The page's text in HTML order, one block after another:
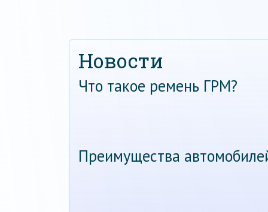
Новости
Что такое ремень ГРМ?
Преимущества